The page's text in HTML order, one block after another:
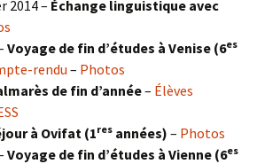
2014 – Échange linguistique avec
Voyage de fin d’études à Venise (6es
rendu – Photos
de fin d’année– Élèves
à Ovifat (1res années) – Photos
Voyage de fin d’études à Vienne (6es